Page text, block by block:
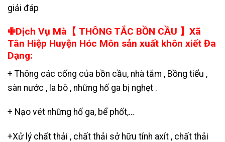
giải đáp
✙Dịch Vụ Mà【 THÔNG TẮC BỒN CẦU 】Xã
Tân Hiệp Huyện Hóc Môn sản xuất khôn xiết Đa
Dạng:
+ Thông các cống của bồn cầu, nhà tắm , Bồng tiểu ,
sàn nước , la bô , những hố ga bị nghẹt .
+ Nạo vét những hố ga, bể phốt,…
+Xử lý chất thải , chất thải sở hữu tính axít , chất thải